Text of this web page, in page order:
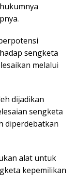
sengketa
melalui
dijadikan
sengketa
diperdebatkan
alat untuk
kepemilikan